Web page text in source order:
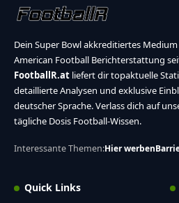
Dein Super Bowl akkreditiertes
American Football Berichterstattung
FootballR.at liefert dir topaktuelle
detaillierte Analysen und exklusive
deutscher Sprache. Verlass dich auf
tägliche Dosis Football-Wissen.
Interessante Themen:Hier werben
Quick Links